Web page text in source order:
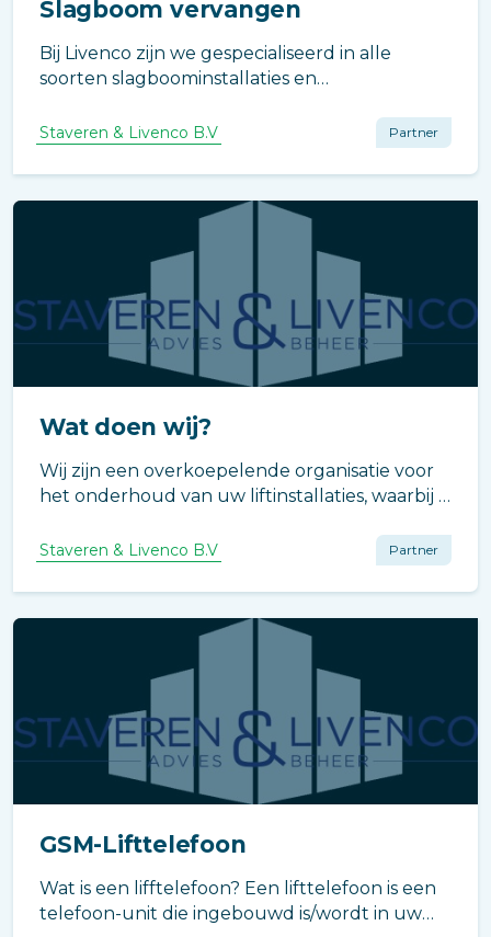
Slagboom vervangen
Bij Livenco zijn we gespecialiseerd in alle
soorten slagboominstallaties en
slagboom wilt vervangen of een nieuwe
Staveren & Livenco B.V Partner
Wat doen wij?
Wij zijn een overkoepelende organisatie voor
het onderhoud van uw liftinstallaties, waarbij u
onderhoudsfirma.
Staveren & Livenco B.V Partner
GSM-Lifttelefoon
Wat is een lifftelefoon? Een lifttelefoon is een
telefoon-unit die ingebouwd is/wordt in uw